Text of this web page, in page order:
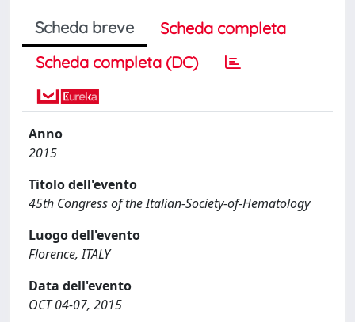
Scheda breve
Scheda completa
Scheda completa (DC)
Anno
2015
Titolo dell'evento
45th Congress of the Italian-Society-of-Hematology
Luogo dell'evento
Florence, ITALY
Data dell'evento
OCT 04-07, 2015